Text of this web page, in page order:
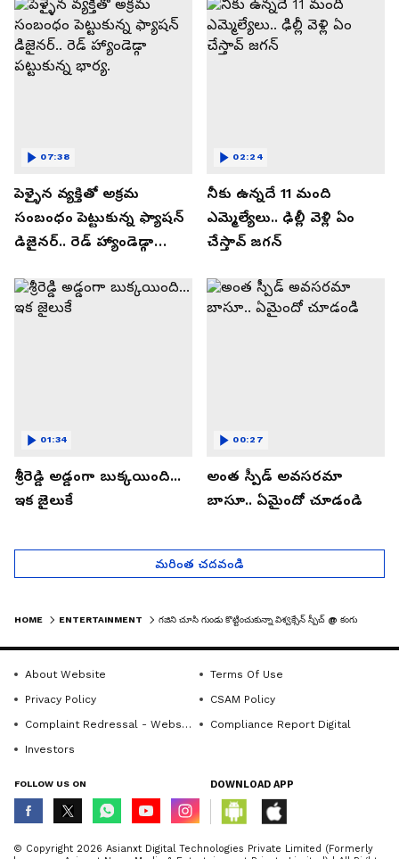
పెళ్ళైన వ్యక్తితో అక్రమ
సంబంధం పెట్టుకున్న ఫ్యాషన్
డిజైనర్.. రెడ్ హ్యాండెడ్గా
07:38
నీకు ఉన్నదే 11 మంది
ఎమ్మెల్యేలు.. ఢిల్లీ వెళ్లి ఏం
చేస్తావ్ జగన్
02:24
శ్రీరెడ్డి అడ్డంగా బుక్కయింది...
ఇక జైలుకే
01:34
అంత స్పీడ్ అవసరమా
బాసూ.. ఏమైందో చూడండి
00:27
మరింత చదవండి
HOME ENTERTAINMENT
About Website
Terms Of Use
Privacy Policy
CSAM Policy
Complaint Redressal - Website
Compliance Report Digital
Investors
FOLLOW US ON DOWNLOAD APP
© Copyright 2026 Asianxt Digital Technologies Private Limited (Formerly